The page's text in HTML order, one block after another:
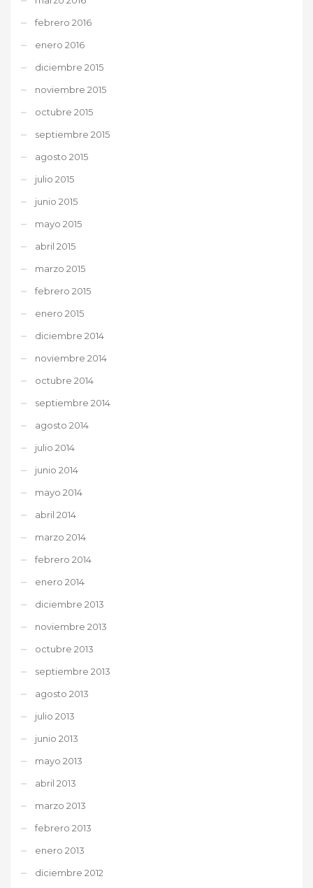
febrero 2016
enero 2016
diciembre 2015
noviembre 2015
octubre 2015
septiembre 2015
agosto 2015
julio 2015
junio 2015
mayo 2015
abril 2015
marzo 2015
febrero 2015
enero 2015
diciembre 2014
noviembre 2014
octubre 2014
septiembre 2014
agosto 2014
julio 2014
junio 2014
mayo 2014
abril 2014
marzo 2014
febrero 2014
enero 2014
diciembre 2013
noviembre 2013
octubre 2013
septiembre 2013
agosto 2013
julio 2013
junio 2013
mayo 2013
abril 2013
marzo 2013
febrero 2013
enero 2013
diciembre 2012